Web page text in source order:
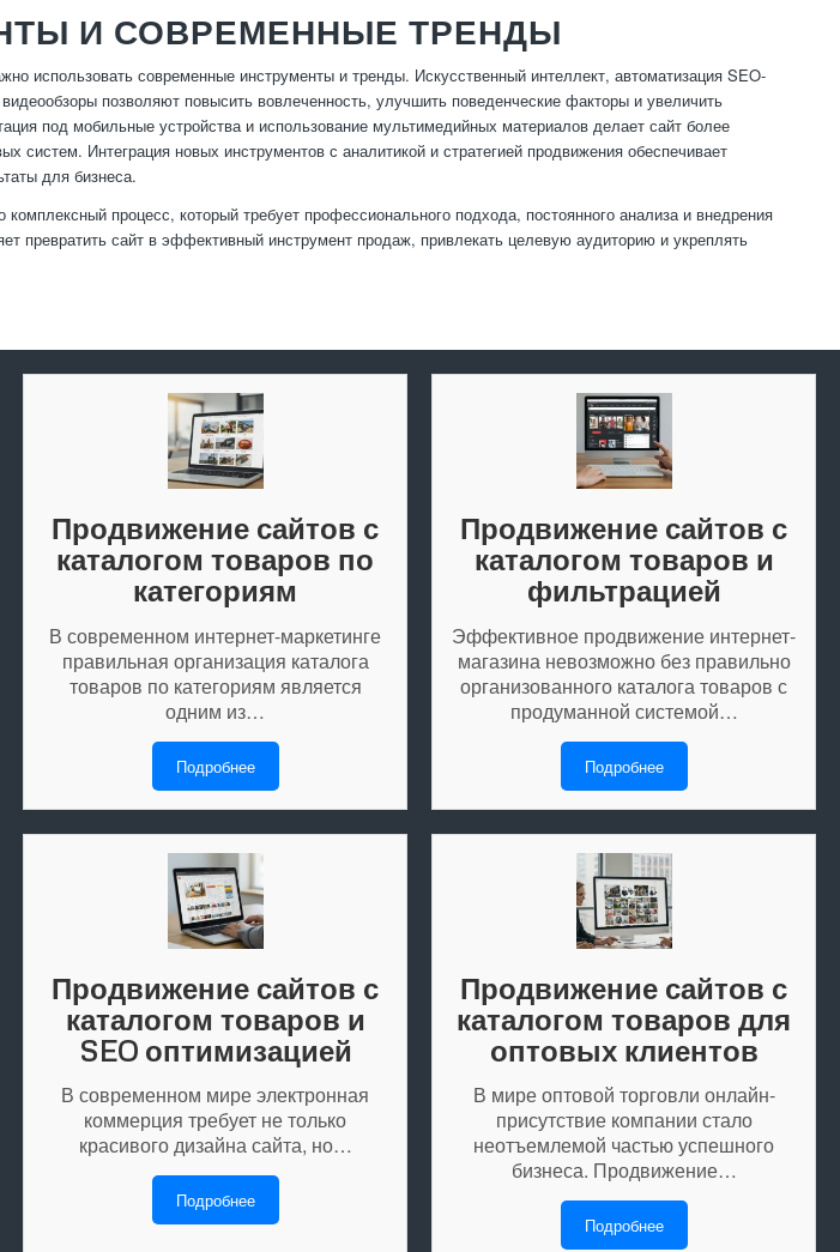
И СОВРЕМЕННЫЕ ТРЕНДЫ
использовать современные инструменты и тренды. Искусственный интеллект, автоматизация SEO-
позволяют повысить вовлеченность, улучшить поведенческие факторы и увеличить
под мобильные устройства и использование мультимедийных материалов делает сайт более
систем. Интеграция новых инструментов с аналитикой и стратегией продвижения обеспечивает
для бизнеса.
процесс, который требует профессионального подхода, постоянного анализа и внедрения
превратить сайт в эффективный инструмент продаж, привлекать целевую аудиторию и укреплять
Продвижение сайтов с
каталогом товаров по
категориям
В современном интернет-маркетинге
правильная организация каталога
товаров по категориям является
одним из…
Подробнее
Продвижение сайтов с
каталогом товаров и
фильтрацией
Эффективное продвижение интернет-
магазина невозможно без правильно
организованного каталога товаров с
продуманной системой…
Подробнее
Продвижение сайтов с
каталогом товаров и
SEO оптимизацией
В современном мире электронная
коммерция требует не только
красивого дизайна сайта, но…
Подробнее
Продвижение сайтов с
каталогом товаров для
оптовых клиентов
В мире оптовой торговли онлайн-
присутствие компании стало
неотъемлемой частью успешного
бизнеса. Продвижение…
Подробнее